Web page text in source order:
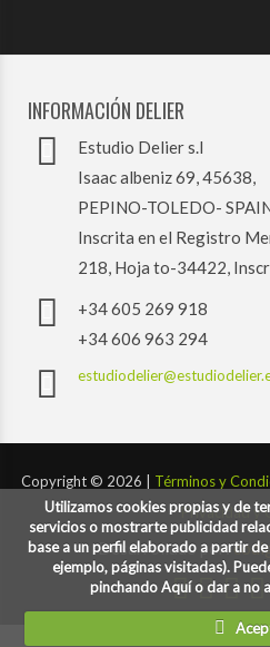
Utilizamos cookies propias y de
servicios o mostrarte publicidad
base a un perfil elaborado a partir
ejemplo, páginas visitadas).
pinchando Aquí o dar a no
INFORMACIÓN DELIER
Estudio Delier s.l
Isaac albeniz 69, 45638,
PEPINO-TOLEDO-
Inscrita en el Registro
218, Hoja to-34422,
+34 605 269 918
+34 606 963 294
Copyright © 2026 | Términos y
Privacidad y
Desarrollado por: